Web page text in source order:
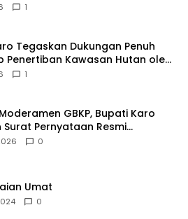
1
Tegaskan Dukungan Penuh
Penertiban Kawasan Hutan oleh
Pusat
1
GBKP, Bupati Karo
Surat Pernyataan Resmi
Aset RSUD Kabanjahe
0
Umat
0